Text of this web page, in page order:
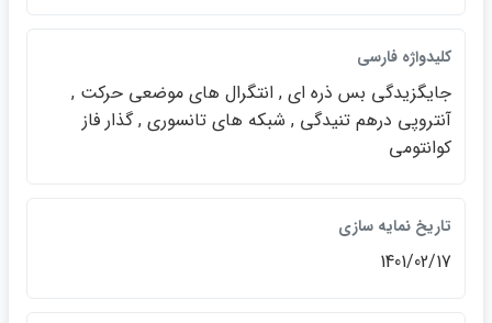
كليدواژه فارسي
جايگزيدگي بس ذره اي , انتگرال هاي موضعي حركت ,
آنتروپي درهم تنيدگي , شبكه هاي تانسوري , گذار فاز
كوانتومي
تاريخ نمايه سازي
1401/02/17